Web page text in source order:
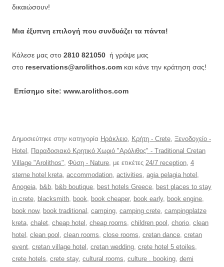
δικαιώσουν!
Μια έξυπνη επιλογή που συνδυάζει τα πάντα!
Κάλεσε μας στο 2810 821050 ή γράψε μας
στο reservations@arolithos.com και κάνε την κράτηση σας!
Επίσημο site: www.arolithos.com
Δημοσιεύτηκε στην κατηγορία Ηράκλειο, Κρήτη - Crete, Ξενοδοχείο -
Hotel , Παραδοσιακό Κρητικό Χωριό "Αρόλιθος" - Traditional Cretan
Village "Arolithos", Φύση - Nature, με ετικέτες 24/7 reception, 4
sterne hotel kreta, accommodation, activities, agia pelagia hotel ,
Anogeia, b&b, b&b boutique, best hotels Greece, best places to stay
in crete, blacksmith, book, book cheaper, book early, book engine,
book now, book traditional , camping, camping crete, campingplatze
kreta, chalet, cheap hotel , cheap rooms, children pool , chorio, clean
hotel , clean pool , clean rooms, close rooms, cretan dance, cretan
event, cretan village hotel , cretan wedding, crete hotel 5 etoiles,
crete hotels, crete stay, cultural rooms, culture . booking, demi